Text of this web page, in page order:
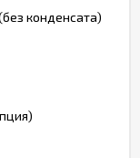
конденсата)